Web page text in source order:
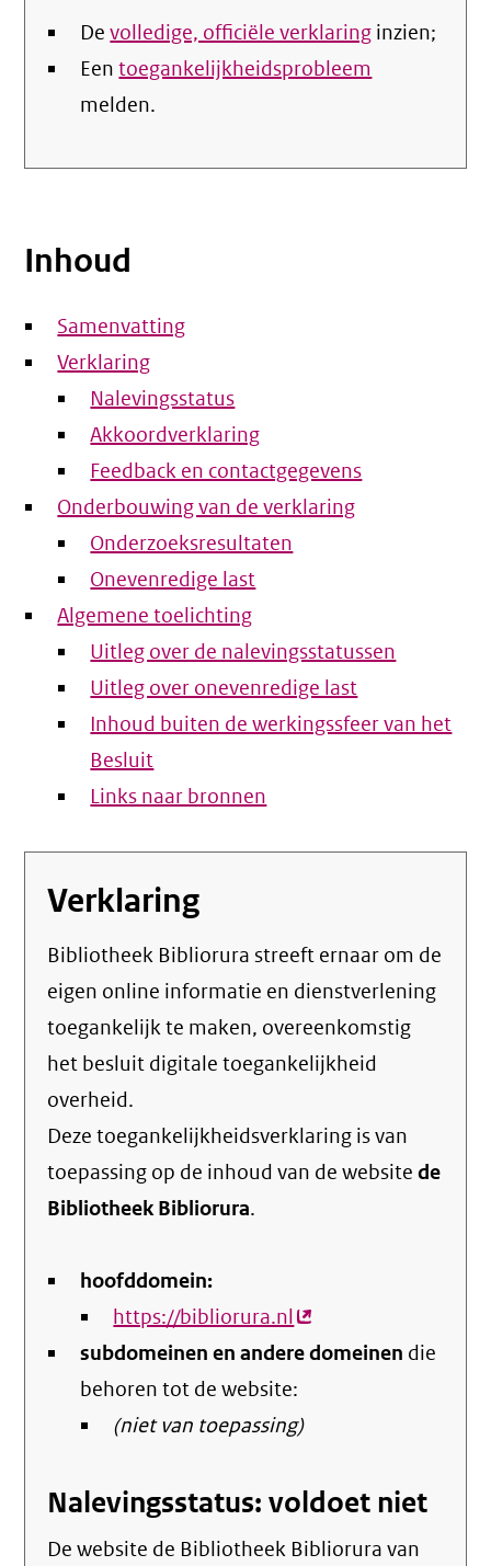
Devolledige, officiële verklaring inzien;
Eentoegankelijkheidsprobleem
melden.
Inhoud
Samenvatting
Verklaring
Nalevingsstatus
Akkoordverklaring
Feedback en contactgegevens
Onderbouwing van de verklaring
Onderzoeksresultaten
Onevenredige last
Algemene toelichting
Uitleg over de nalevingsstatussen
Uitleg over onevenredige last
Inhoud buiten de werkingssfeer van het
Besluit
Links naar bronnen
Verklaring
Bibliotheek Bibliorura streeft ernaar om de
eigen online informatie en dienstverlening
toegankelijk te maken, overeenkomstig
het besluit digitale toegankelijkheid
overheid.
Deze toegankelijkheidsverklaring is van
toepassing op de inhoud van de websitede
Bibliotheek Bibliorura.
hoofddomein:
https://bibliorura.nl(externe
link)
subdomeinen en andere domeinen die
behoren tot de website:
(niet van toepassing)
Nalevingsstatus: voldoet niet
De website de Bibliotheek Bibliorura van